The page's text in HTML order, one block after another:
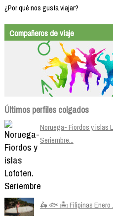
¿Por qué nos gusta viajar?
Compañeros de viaje
Últimos perfiles colgados
Noruega- Fiordos y islas
Seriembre...
🛵 🐟 🏝️ Filipinas Enero